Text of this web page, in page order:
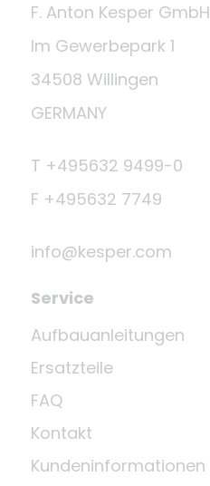
F. Anton Kesper GmbH
Im Gewerbepark 1
34508 Willingen
GERMANY
T +495632 9499-0
F +495632 7749
info@kesper.com
Service
Aufbauanleitungen
Ersatzteile
FAQ
Kontakt
Kundeninformationen